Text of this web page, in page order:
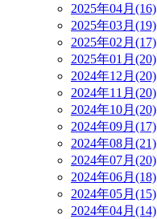
2025年04月(16)
2025年03月(19)
2025年02月(17)
2025年01月(20)
2024年12月(20)
2024年11月(20)
2024年10月(20)
2024年09月(17)
2024年08月(21)
2024年07月(20)
2024年06月(18)
2024年05月(15)
2024年04月(14)